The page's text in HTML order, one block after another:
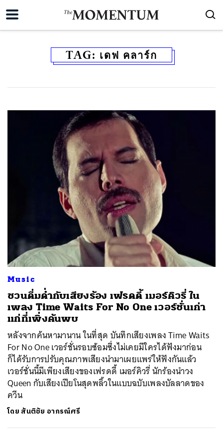
TAG: เดฟ คลาร์ก
Music
ชวนดื่มด่ำกับเสียงร้อง เฟรดดี้ เมอร์คิวรี่ ใน
เพลง Time Waits For No One เวอร์ชั่นเก่า
แก่ที่เพิ่งค้นพบ
หลังจากค้นหามานาน ในที่สุด บันทึกเสียงเพลง Time Waits
For No One เวอร์ชั่นรอบซ้อมซึ่งไม่เคยมีใครได้ฟังมาก่อน
ก็ได้รับการปรับคุณภาพเสียงนำมาเผยแพร่ให้ฟังกันแล้ว
เวอร์ชั่นนี้มีเพียงเสียงของเฟรดดี้ เมอร์คิวรี่ นักร้องนำวง
Queen กับเสียงเปียโนสุดพลิ้วในแบบฉบับเพลงบัลลาดของ
ควีน
โดย สันติชัย อาภรณ์ศรี
ค้นหา